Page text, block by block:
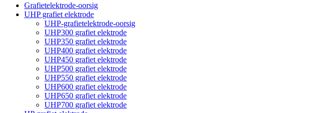
Grafietelektrode-oorsig
UHP grafiet elektrode
UHP-grafietelektrode-oorsig
UHP300 grafiet elektrode
UHP350 grafiet elektrode
UHP400 grafiet elektrode
UHP450 grafiet elektrode
UHP500 grafiet elektrode
UHP550 grafiet elektrode
UHP600 grafiet elektrode
UHP650 grafiet elektrode
UHP700 grafiet elektrode